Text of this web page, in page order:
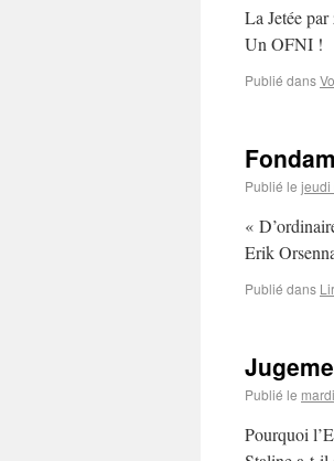
La Jetée
Un OFNI !
Publié dans
Publié le jeudi
«
Erik
Publié dans
Publié le
Pourquoi